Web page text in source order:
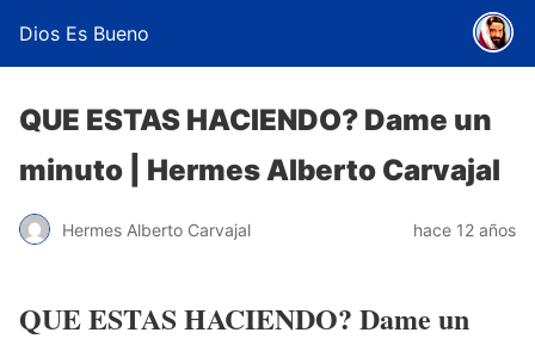
Dios Es Bueno
QUE ESTAS HACIENDO? Dame un
minuto | Hermes Alberto Carvajal
Hermes Alberto Carvajal hace 12 años
QUE ESTAS HACIENDO? Dame un